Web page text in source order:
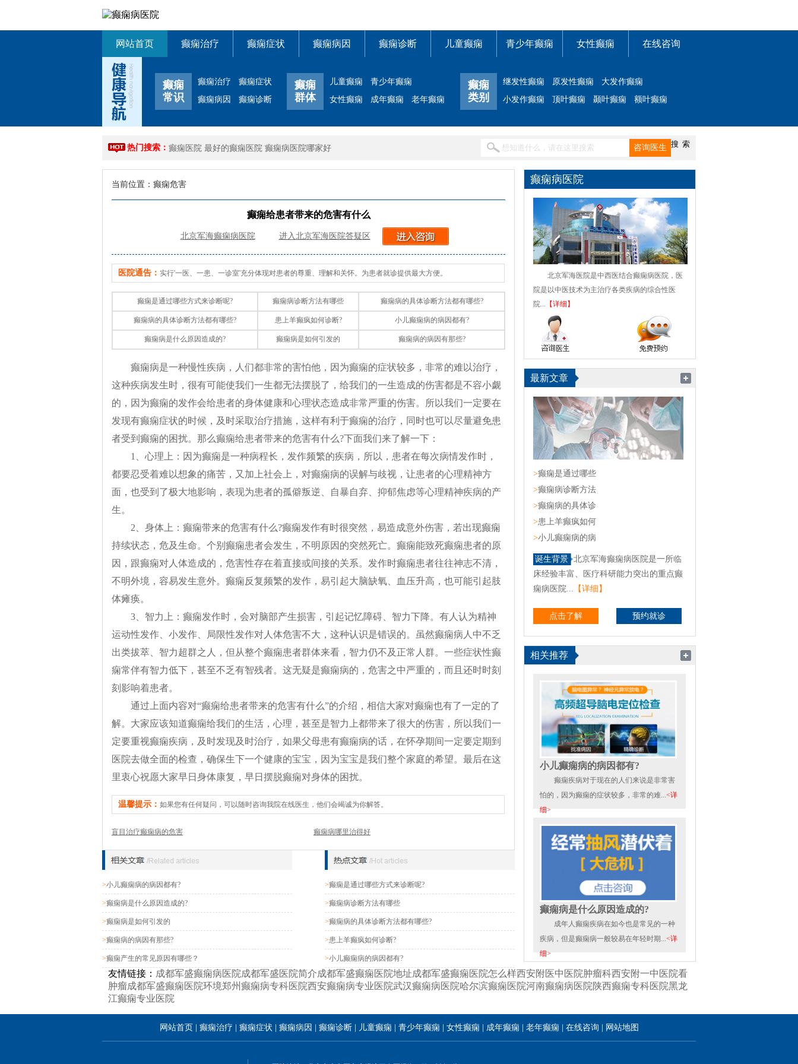
网站首页 癫痫治疗 癫痫症状 癫痫病因 癫痫诊断 儿童癫痫 青少年癫痫 女性癫痫 在线咨询
癫痫
常识
癫痫治疗
癫痫症状
癫痫病因
癫痫诊断
癫痫
群体
儿童癫痫
青少年癫痫
女性癫痫
成年癫痫 老年癫痫
癫痫
类别
继发性癫痫 原发性癫痫
大发作癫痫
小发作癫痫
顶叶癫痫 颞叶癫痫 额叶癫痫
热门搜索： 癫痫医院 最好的癫痫医院 癫痫病医院哪家好
当前位置： 癫痫危害
癫痫给患者带来的危害有什么
北京军海癫痫病医院 进入北京军海医院答疑区
医院通告： 实行'一医、一患、一诊室'充分体现对患者的尊重、理解和关怀。为患者就诊提供最大方便。
癫痫是通过哪些方式来诊断呢? 癫痫病诊断方法有哪些 癫痫病的具体诊断方法都有哪些?
癫痫病的具体诊断方法都有哪些? 患上羊癫疯如何诊断? 小儿癫痫病的病因都有?
癫痫病是什么原因造成的? 癫痫病是如何引发的 癫痫病的病因有那些?
癫痫病是一种慢性疾病，人们都非常的害怕他，因为癫痫的症状较多，非常的难以治疗，
这种疾病发生时，很有可能使我们一生都无法摆脱了，给我们的一生造成的伤害都是不容小觑
的，因为癫痫的发作会给患者的身体健康和心理状态造成非常严重的伤害。所以我们一定要在
发现有癫痫症状的时候，及时采取治疗措施，这样有利于癫痫的治疗，同时也可以尽量避免患
者受到癫痫的困扰。那么癫痫给患者带来的危害有什么?下面我们来了解一下：
1、心理上：因为癫痫是一种病程长，发作频繁的疾病，所以，患者在每次病情发作时，
都要忍受着难以想象的痛苦，又加上社会上，对癫痫病的误解与歧视，让患者的心理精神方
面，也受到了极大地影响，表现为患者的孤僻叛逆、自暴自弃、抑郁焦虑等心理精神疾病的产
生。
2、身体上：癫痫带来的危害有什么?癫痫发作有时很突然，易造成意外伤害，若出现癫痫
持续状态，危及生命。个别癫痫患者会发生，不明原因的突然死亡。癫痫能致死癫痫患者的原
因，跟癫痫对人体造成的，危害性存在着直接或间接的关系。发作时癫痫患者往往神志不清，
不明外境，容易发生意外。癫痫反复频繁的发作，易引起大脑缺氧、血压升高，也可能引起肢
体瘫痪。
3、智力上：癫痫发作时，会对脑部产生损害，引起记忆障碍、智力下降。有人认为精神
运动性发作、小发作、局限性发作对人体危害不大，这种认识是错误的。虽然癫痫病人中不乏
出类拔萃、智力超群之人，但从整个癫痫患者群体来看，智力仍不及正常人群。一些症状性癫
痫常伴有智力低下，甚至不乏有智残者。这无疑是癫痫病的，危害之中严重的，而且还时时刻
刻影响着患者。
通过上面内容对“癫痫给患者带来的危害有什么”的介绍，相信大家对癫痫也有了一定的了
解。大家应该知道癫痫给我们的生活，心理，甚至是智力上都带来了很大的伤害，所以我们一
定要重视癫痫疾病，及时发现及时治疗，如果父母患有癫痫病的话，在怀孕期间一定要定期到
医院去做全面的检查，确保生下一个健康的宝宝，因为宝宝是我们整个家庭的希望。最后在这
里衷心祝愿大家早日身体康复，早日摆脱癫痫对身体的困扰。
温馨提示： 如果您有任何疑问，可以随时咨询我院在线医生，他们会竭诚为你解答。
盲目治疗癫痫病的危害 癫痫病哪里治得好
>小儿癫痫病的病因都有?
>癫痫病是什么原因造成的?
>癫痫病是如何引发的
>癫痫病的病因有那些?
>癫痫产生的常见原因有哪些？
>癫痫是通过哪些方式来诊断呢?
>癫痫病诊断方法有哪些
>癫痫病的具体诊断方法都有哪些?
>患上羊癫疯如何诊断?
>小儿癫痫病的病因都有?
癫痫病医院
北京军海医院是中西医结合癫痫病医院，医
院是以中医技术为主治疗各类疾病的综合性医
院... 【详细】
最新文章
>癫痫是通过哪些
>癫痫病诊断方法
>癫痫病的具体诊
>患上羊癫疯如何
>小儿癫痫病的病
诞生背景 北京军海癫痫病医院是一所临
床经验丰富、医疗科研能力突出的重点癫
痫病医院... 【详细】
点击了解 预约就诊
相关推荐
小儿癫痫病的病因都有?
癫痫疾病对于现在的人们来说是非常害
怕的，因为癫痫的症状较多，非常的难...<详
细>
癫痫病是什么原因造成的?
成年人癫痫疾病在如今也是常见的一种
疾病，但是癫痫病一般较易在年轻时期...<详
细>
友情链接： 成都军盛癫痫病医院成都军盛医院简介成都军盛癫痫医院地址成都军盛癫痫医院怎么样西安附医中医院肿瘤科西安附一中医院看
肿瘤成都军盛癫痫医院环境郑州癫痫病专科医院西安癫痫病专业医院武汉癫痫病医院哈尔滨癫痫医院河南癫痫病医院陕西癫痫专科医院黑龙
江癫痫专业医院
网站首页 癫痫治疗 癫痫症状 癫痫病因 癫痫诊断| 儿童癫痫 青少年癫痫 女性癫痫 成年癫痫 老年癫痫 在线咨询 网站地图